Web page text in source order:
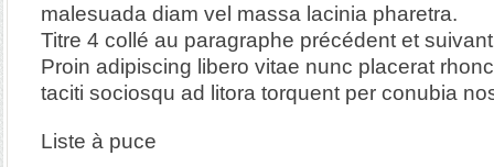
malesuada diam vel massa lacinia pharetra.
Titre 4 collé au paragraphe précédent et suivant
Proin adipiscing libero vitae nunc placerat
taciti sociosqu ad litora torquent per conubia
Liste à puce